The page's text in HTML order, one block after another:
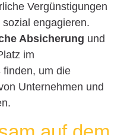
Vergünstigungen
engagieren.
Absicherung und
im
finden, um die
Unternehmen und